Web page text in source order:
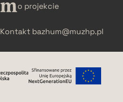
o projekcie
Kontakt bazhum@muzhp.pl